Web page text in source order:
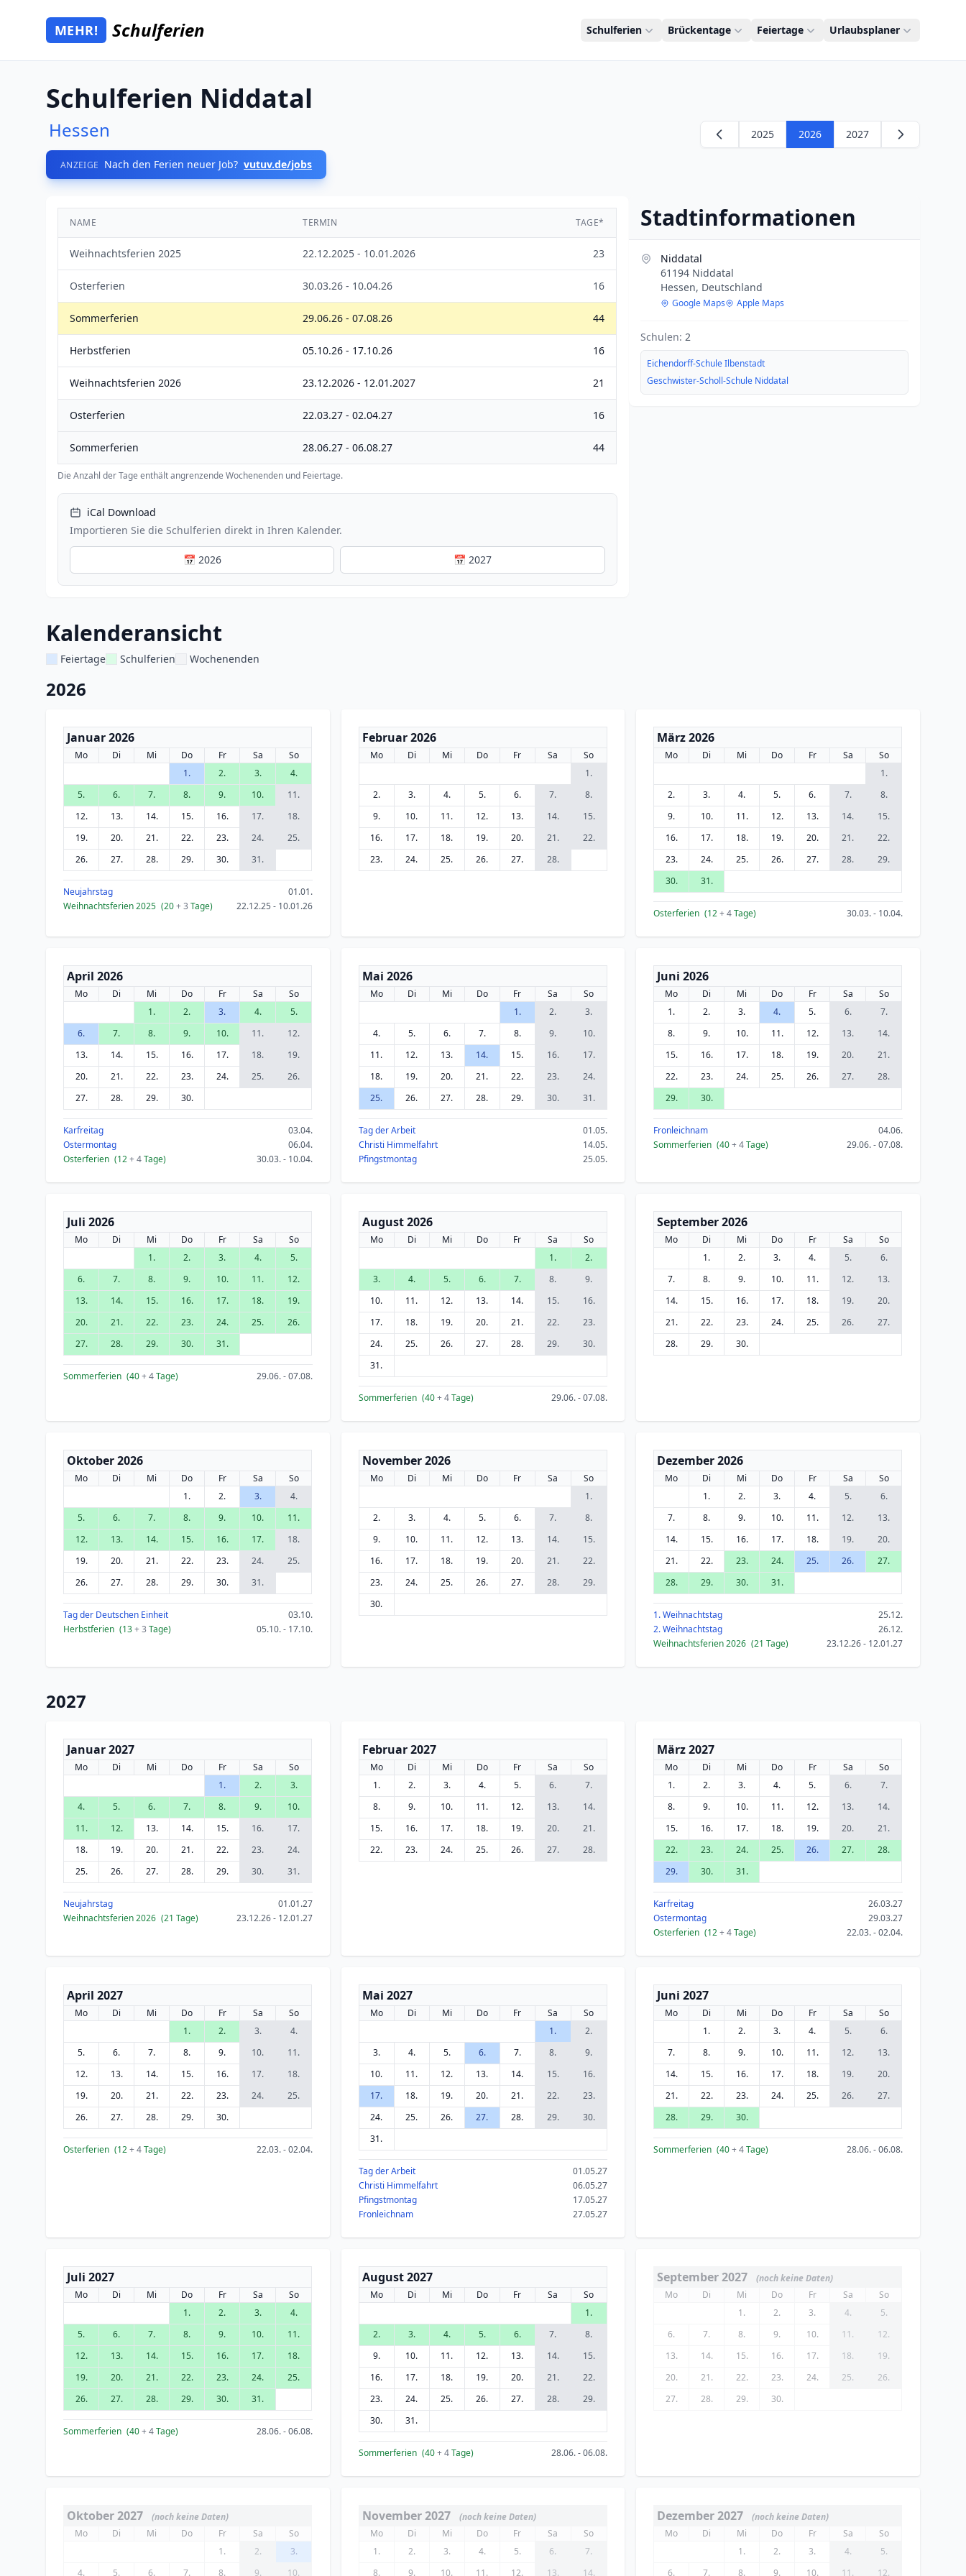
Zum Hauptinhalt springen
Mehr Schulferien
MEHR! Schulferien Schulferien Brückentage Feiertage Urlaubsplaner
Schulferien Niddatal
Hessen
ANZEIGE Nach den Ferien neuer Job? vutuv.de/jobs
2025 2026 2027
NAME TERMIN TAGE*
Weihnachtsferien 2025 22.12.2025 - 10.01.2026 23
Osterferien 30.03.26 - 10.04.26 16
Sommerferien 29.06.26 - 07.08.26 44
Herbstferien 05.10.26 - 17.10.26 16
Weihnachtsferien 2026 23.12.2026 - 12.01.2027 21
Osterferien 22.03.27 - 02.04.27 16
Sommerferien 28.06.27 - 06.08.27 44
Die Anzahl der Tage enthält angrenzende Wochenenden und Feiertage.
iCal Download
Importieren Sie die Schulferien direkt in Ihren Kalender.
📅 2026 📅 2027
Stadtinformationen
Niddatal
61194 Niddatal
Hessen, Deutschland
Google Maps Apple Maps
Schulen: 2
Eichendorff-Schule Ilbenstadt
Geschwister-Scholl-Schule Niddatal
Kalenderansicht
Feiertage Schulferien Wochenenden
2026
Januar 2026
Mo Di Mi Do Fr Sa
So
1.
2. 3.
4.
5.
6. 7. 8. 9. 10.
11.
12.
13. 14. 15. 16. 17.
18.
19.
20. 21. 22. 23. 24.
25.
26.
27. 28. 29. 30. 31.
Neujahrstag
01.01.
Weihnachtsferien 2025 (20+ 3 Tage) 22.12.25 - 10.01.26
Februar 2026
Mo Di Mi Do Fr Sa
So
1.
2.
3. 4. 5. 6. 7.
8.
9.
10. 11. 12. 13. 14.
15.
16.
17. 18. 19. 20. 21.
22.
23.
24. 25. 26. 27. 28.
März 2026
Mo Di Mi Do Fr Sa
So
1.
2.
3. 4. 5. 6. 7.
8.
9.
10. 11. 12. 13. 14.
15.
16.
17. 18. 19. 20. 21.
22.
23.
24. 25. 26. 27. 28.
29.
30.
31.
Osterferien (12+ 4Tage) 30.03. - 10.04.
April 2026
Mo Di Mi Do Fr Sa
So
1.
2. 3. 4.
5.
6.
7. 8. 9. 10. 11.
12.
13.
14. 15. 16. 17. 18.
19.
20.
21. 22. 23. 24. 25.
26.
27.
28. 29. 30.
Karfreitag
03.04.
Ostermontag
06.04.
Osterferien (12+ 4Tage) 30.03. - 10.04.
Mai 2026
Mo Di Mi Do Fr Sa
So
1.
2.
3.
4.
5. 6. 7. 8. 9.
10.
11.
12. 13. 14. 15. 16.
17.
18.
19. 20. 21. 22. 23.
24.
25.
26. 27. 28. 29. 30. 31.
Tag der Arbeit
01.05.
Christi Himmelfahrt
14.05.
Pfingstmontag
25.05.
Juni 2026
Mo Di Mi Do Fr Sa
So
1.
2. 3. 4. 5. 6.
7.
8.
9. 10. 11. 12. 13.
14.
15.
16. 17. 18. 19. 20.
21.
22.
23. 24. 25. 26. 27.
28.
29.
30.
Fronleichnam
04.06.
Sommerferien (40+ 4Tage) 29.06. - 07.08.
Juli 2026
Mo Di Mi Do Fr Sa
So
1.
2. 3. 4.
5.
6.
7. 8. 9. 10. 11.
12.
13.
14. 15. 16. 17. 18.
19.
20.
21. 22. 23. 24. 25.
26.
27.
28. 29. 30. 31.
Sommerferien (40+ 4Tage) 29.06. - 07.08.
August 2026
Mo Di Mi Do Fr Sa
So
1.
2.
3.
4. 5. 6. 7. 8.
9.
10.
11. 12. 13. 14. 15.
16.
17.
18. 19. 20. 21. 22.
23.
24.
25. 26. 27. 28. 29.
30.
31.
Sommerferien (40+ 4Tage) 29.06. - 07.08.
September 2026
Mo Di Mi Do Fr Sa
So
1.
2. 3. 4. 5.
6.
7.
8. 9. 10. 11. 12.
13.
14.
15. 16. 17. 18. 19.
20.
21.
22. 23. 24. 25. 26.
27.
28.
29. 30.
Oktober 2026
Mo Di Mi Do Fr Sa
So
1.
2. 3.
4.
5.
6. 7. 8. 9. 10.
11.
12.
13. 14. 15. 16. 17.
18.
19.
20. 21. 22. 23. 24.
25.
26.
27. 28. 29. 30. 31.
Tag der Deutschen Einheit
03.10.
Herbstferien (13+ 3 Tage) 05.10. - 17.10.
November 2026
Mo Di Mi Do Fr Sa
So
1.
2.
3. 4. 5. 6. 7.
8.
9.
10. 11. 12. 13. 14.
15.
16.
17. 18. 19. 20. 21.
22.
23.
24. 25. 26. 27. 28.
29.
30.
Dezember 2026
Mo Di Mi Do Fr Sa
So
1.
2. 3. 4. 5.
6.
7.
8. 9. 10. 11. 12.
13.
14.
15. 16. 17. 18. 19.
20.
21.
22. 23. 24. 25. 26.
27.
28.
29. 30. 31.
1. Weihnachtstag
25.12.
2. Weihnachtstag
26.12.
Weihnachtsferien 2026 (21 Tage) 23.12.26 - 12.01.27
2027
Januar 2027
Mo Di Mi Do Fr Sa
So
1.
2.
3.
4.
5. 6. 7. 8. 9.
10.
11.
12. 13. 14. 15. 16.
17.
18.
19. 20. 21. 22. 23.
24.
25.
26. 27. 28. 29. 30. 31.
Neujahrstag
01.01.27
Weihnachtsferien 2026 (21 Tage) 23.12.26 - 12.01.27
Februar 2027
Mo Di Mi Do Fr Sa
So
1.
2. 3. 4. 5. 6.
7.
8.
9. 10. 11. 12. 13.
14.
15.
16. 17. 18. 19. 20.
21.
22.
23. 24. 25. 26. 27. 28.
März 2027
Mo Di Mi Do Fr Sa
So
1.
2. 3. 4. 5. 6.
7.
8.
9. 10. 11. 12. 13.
14.
15.
16. 17. 18. 19. 20.
21.
22.
23. 24. 25. 26. 27.
28.
29.
30. 31.
Karfreitag
26.03.27
Ostermontag
29.03.27
Osterferien (12+ 4Tage) 22.03. - 02.04.
April 2027
Mo Di Mi Do Fr Sa
So
1.
2. 3.
4.
5.
6. 7. 8. 9. 10.
11.
12.
13. 14. 15. 16. 17.
18.
19.
20. 21. 22. 23. 24.
25.
26.
27. 28. 29. 30.
Osterferien (12+ 4Tage) 22.03. - 02.04.
Mai 2027
Mo Di Mi Do Fr Sa
So
1.
2.
3.
4. 5. 6. 7. 8.
9.
10.
11. 12. 13. 14. 15.
16.
17.
18. 19. 20. 21. 22.
23.
24.
25. 26. 27. 28. 29.
30.
31.
Tag der Arbeit
01.05.27
Christi Himmelfahrt
06.05.27
Pfingstmontag
17.05.27
Fronleichnam
27.05.27
Juni 2027
Mo Di Mi Do Fr Sa
So
1.
2. 3. 4. 5.
6.
7.
8. 9. 10. 11. 12.
13.
14.
15. 16. 17. 18. 19.
20.
21.
22. 23. 24. 25. 26.
27.
28.
29. 30.
Sommerferien (40+ 4Tage) 28.06. - 06.08.
Juli 2027
Mo Di Mi Do Fr Sa
So
1.
2. 3.
4.
5.
6. 7. 8. 9. 10.
11.
12.
13. 14. 15. 16. 17.
18.
19.
20. 21. 22. 23. 24.
25.
26.
27. 28. 29. 30. 31.
Sommerferien (40+ 4Tage) 28.06. - 06.08.
August 2027
Mo Di Mi Do Fr Sa
So
1.
2.
3. 4. 5. 6. 7.
8.
9.
10. 11. 12. 13. 14.
15.
16.
17. 18. 19. 20. 21.
22.
23.
24. 25. 26. 27. 28.
29.
30.
31.
Sommerferien (40+ 4Tage) 28.06. - 06.08.
September 2027
(noch keine Daten)
Mo
Di Mi Do Fr Sa
So
1.
2. 3. 4.
5.
6.
7. 8. 9. 10. 11.
12.
13.
14. 15. 16. 17. 18.
19.
20.
21. 22. 23. 24. 25.
26.
27.
28. 29. 30.
Oktober 2027
(noch keine Daten)
Mo
Di Mi Do Fr Sa
So
1.
2.
3.
4.
5. 6. 7. 8. 9. 10.
November 2027
(noch keine Daten)
Mo
Di Mi Do Fr Sa
So
1.
2. 3. 4. 5. 6.
7.
8.
9. 10. 11. 12. 13. 14.
Dezember 2027
(noch keine Daten)
Mo
Di Mi Do Fr Sa
So
1.
2. 3. 4.
5.
6.
7. 8. 9. 10. 11. 12.